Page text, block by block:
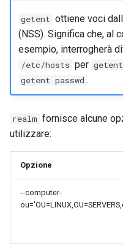
getent ottiene voci
(NSS). Significa che, al
esempio, interrogherà
/etc/hosts per
getent passwd .
realm fornisce alcune
utilizzare:
Opzione
--computer-